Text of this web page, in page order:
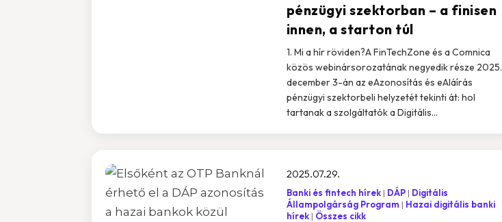
pénzügyi szektorban – a finisen
innen, a starton túl
1. Mi a hír röviden?A FinTechZone és a Comnica
közös webinársorozatának negyedik része 2025.
december 3-án az eAzonosítás és eAláírás
pénzügyi szektorbeli helyzetét tekinti át: hol
tartanak a szolgáltatók a Digitális...
2025.07.29.
Banki és fintech hírek DÁP
Digitális
Állampolgárság Program
Hazai digitális banki
hírek
Összes cikk